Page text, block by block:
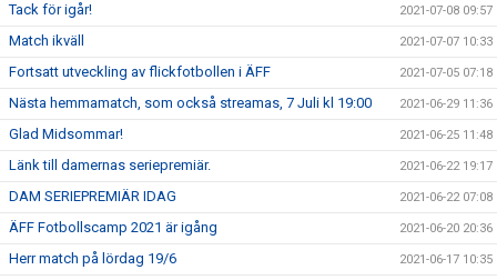
Tack för igår! 2021-07-08 09:57
Match ikväll 2021-07-07 10:33
Fortsatt utveckling av flickfotbollen i ÄFF 2021-07-05 07:18
Nästa hemmamatch, som också streamas, 7 Juli kl 19:00 2021-06-29 11:36
Glad Midsommar! 2021-06-25 11:48
Länk till damernas seriepremiär. 2021-06-22 19:17
DAM SERIEPREMIÄR IDAG 2021-06-22 07:08
ÄFF Fotbollscamp 2021 är igång 2021-06-20 20:36
Herr match på lördag 19/6 2021-06-17 10:35